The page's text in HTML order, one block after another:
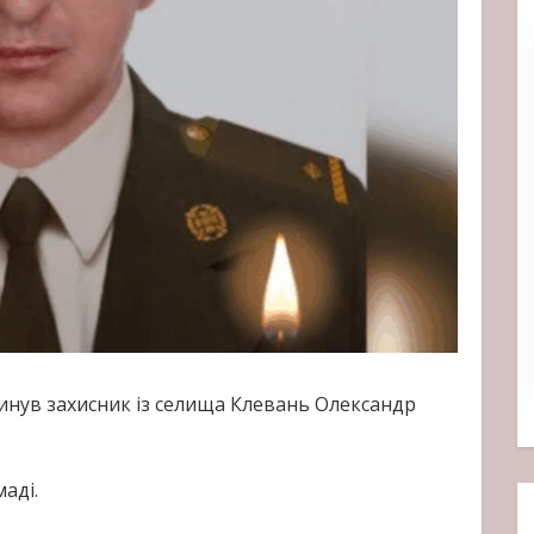
захисник із селища Клевань Олександр